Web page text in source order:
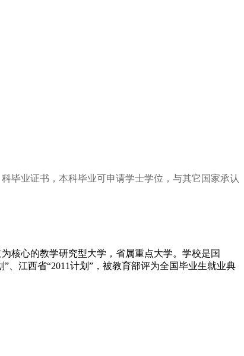
毕业证书，本科毕业可申请学士学位，与其它国家承认
核心的教学研究型大学，省属重点大学。学校是国
江西省“2011计划”，被教育部评为全国毕业生就业典